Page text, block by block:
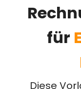
für
Diese